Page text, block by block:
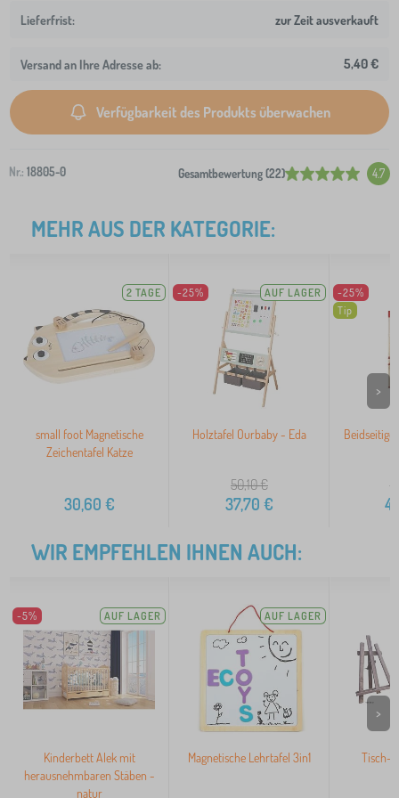
zur Zeit ausverkauft
Versand an Ihre Adresse ab: 5,40 €
Verfügbarkeit des Produkts überwachen
Nr.: 18805-0 Gesamtbewertung (22) 4.7
MEHR AUS DER KATEGORIE:
2 TAGE
small foot Magnetische
Zeichentafel Katze
30,60 €
-25% AUF LAGER
Holztafel Ourbaby - Eda
50,10€
37,70 €
-25%
Tip
Beidseitige
>
WIR EMPFEHLEN IHNEN AUCH:
-5% AUF LAGER
Kinderbett Alek mit
herausnehmbaren Stäben -
natur
AUF LAGER
Magnetische Lehrtafel 3in1 Tisch-
>